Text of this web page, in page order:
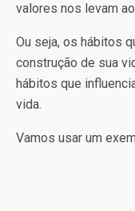
valores nos levam
Ou seja, os hábitos
construção de sua
hábitos que
vida.
Vamos usar um